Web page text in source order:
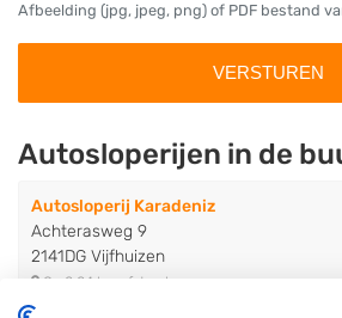
Afbeelding (jpg, jpeg, png) of PDF bestand
Autosloperijen in de
Autosloperij Karadeniz
Achterasweg 9
2141DG Vijfhuizen
Op 0,04 km afstand